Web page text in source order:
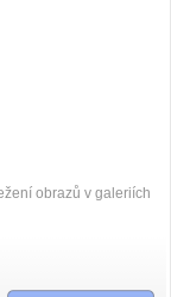
obrazů v galeriích